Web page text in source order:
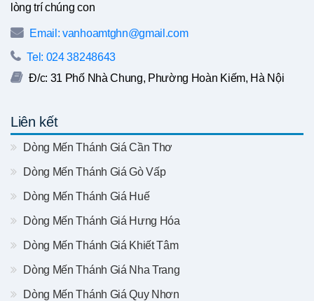
lòng trí chúng con
Email: vanhoamtghn@gmail.com
Tel: 024 38248643
Đ/c: 31 Phố Nhà Chung, Phường Hoàn Kiếm, Hà Nội
Liên kết
Dòng Mến Thánh Giá Cần Thơ
Dòng Mến Thánh Giá Gò Vấp
Dòng Mến Thánh Giá Huế
Dòng Mến Thánh Giá Hưng Hóa
Dòng Mến Thánh Giá Khiết Tâm
Dòng Mến Thánh Giá Nha Trang
Dòng Mến Thánh Giá Quy Nhơn